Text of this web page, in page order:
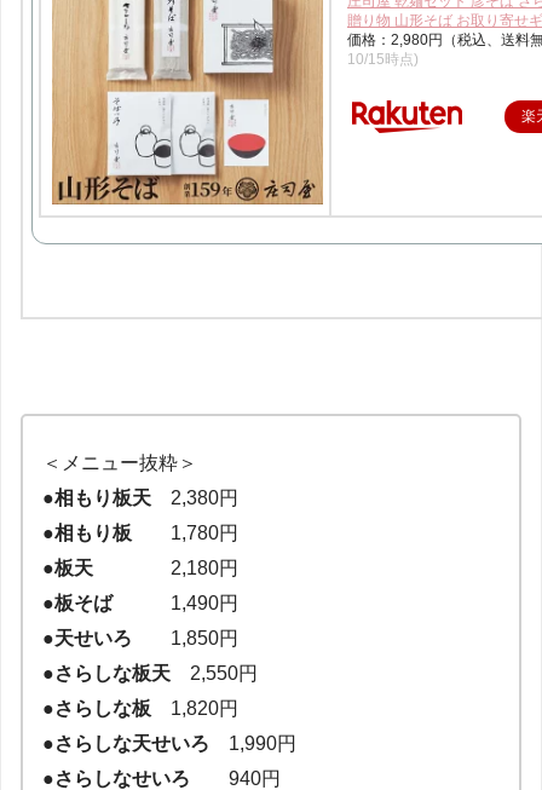
贈り物 山形そば お取り寄せ
価格：2,980円（税込、送料
10/15時点)
楽
＜メニュー抜粋＞
●相もり板天 2,380円
●相もり板 1,780円
●板天
2,180円
●板そば1,490円
●天せいろ 1,850円
●さらしな板天 2,550円
●さらしな板 1,820円
●さらしな天せいろ 1,990円
●さらしなせいろ
940円